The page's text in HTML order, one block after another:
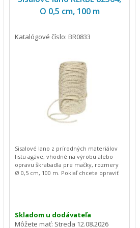
O 0,5 cm, 100 m
Katalógové číslo: BR0833
Skladom u dodávateľa
Môžete mať: Streda 12.08.2026
Sisalové lano z prírodných materiálov
listu agáve, vhodné na výrobu alebo
opravu škrabadla pre mačky, rozmery
Ø 0,5 cm, 100 m. Pokiaľ chcete opraviť
a odolnosť voči vlhkosti a je šetrné k
životnému prostrediu. Mačky sú